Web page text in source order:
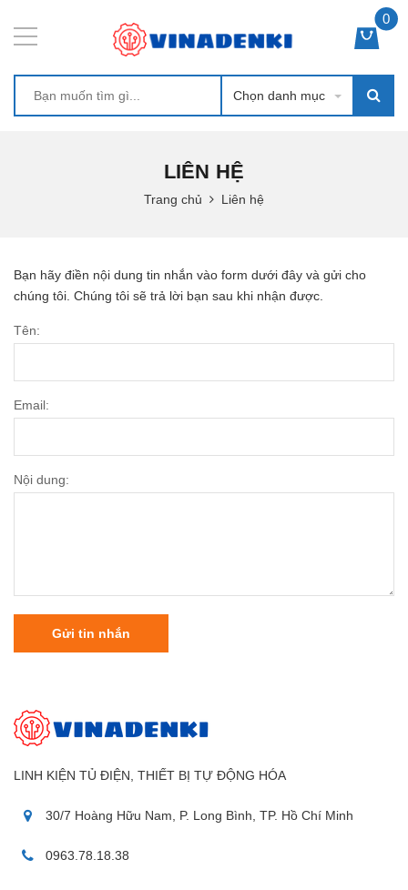
Chọn danh mục
0
LIÊN HỆ
Trang chủ Liên hệ
Bạn hãy điền nội dung tin nhắn vào form dưới đây và gửi cho
chúng tôi. Chúng tôi sẽ trả lời bạn sau khi nhận được.
Tên:
Email:
Nội dung:
Gửi tin nhắn
LINH KIỆN TỦ ĐIỆN, THIẾT BỊ TỰ ĐỘNG HÓA
30/7 Hoàng Hữu Nam, P. Long Bình, TP. Hồ Chí Minh
0963.78.18.38